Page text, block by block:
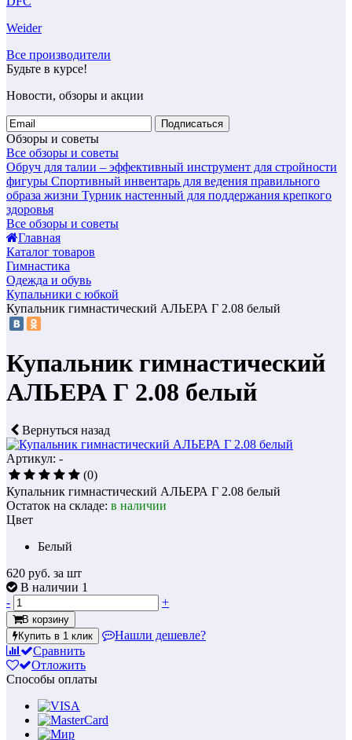
Weider
Все производители
Будьте в курсе!
Новости, обзоры и акции
Подписаться
Обзоры и советы
Все обзоры и советы
Обруч для талии – эффективный инструмент для стройности
фигуры Спортивный инвентарь для ведения правильного
образа жизни Турник настенный для поддержания крепкого
здоровья
Все обзоры и советы
Главная
Каталог товаров
Гимнастика
Одежда и обувь
Купальники с юбкой
Купальник гимнастический АЛЬЕРА Г 2.08 белый
Купальник гимнастический
АЛЬЕРА Г 2.08 белый
Вернуться назад
Артикул: -
(0)
Купальник гимнастический АЛЬЕРА Г 2.08 белый
Остаток на складе: в наличии
Цвет
Белый
620 руб. за шт
В наличии 1
-
+
В корзину
Купить в 1 клик
Нашли дешевле?
Сравнить
Отложить
Способы оплаты